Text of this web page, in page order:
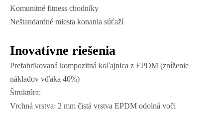
Komunitné fitness chodníky
Neštandardné miesta konania súťaží
Inovatívne riešenia
Prefabrikovaná kompozitná koľajnica z EPDM (zníženie
nákladov vďaka 40%)
Štruktúra:
Vrchná vrstva: 2 mm čistá vrstva EPDM odolná voči